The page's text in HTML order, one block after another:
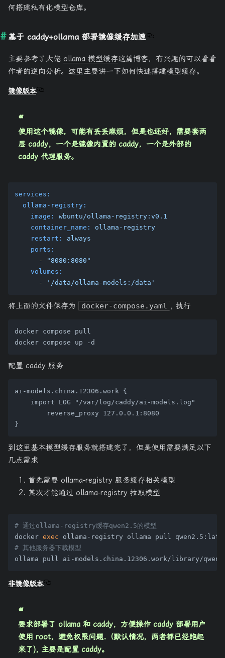
何搭建私有化模型仓库。
基于 caddy+ollama 部署镜像缓存加速
主要参考了大佬 ollama 模型缓存这篇博客，有兴趣的可以看看
作者的逆向分析。这里主要讲一下如何快速搭建模型缓存。
镜像版本
使用这个镜像，可能有丢丢麻烦，但是也还好，需要套两
层 caddy，一个是镜像内置的 caddy，一个是外部的
caddy 代理服务。
services:
ollama-registry:
image:
wbuntu/ollama-registry:v0.1
container_name:
ollama-registry
restart:
always
ports:
-
"8080:8080"
volumes:
-
'/data/ollama-models:/data'
将上面的文件保存为 docker-compose.yaml , 执行
docker compose pull
配置 caddy 服务
ai-models.china.12306.work {
    import LOG "/var/log/caddy/ai-models.log"
到这里基本模型缓存服务就搭建完了，但是使用需要满足以下
几点需求
首先需要 ollama-registry 服务缓存相关模型
其次才能通过 ollama-registry 拉取模型
# 通过ollama-registry缓存qwen2.5的模型
docker exec
# 其他服务器下载模型
非镜像版本
要求部署了 ollama 和 caddy，方便操作 caddy 部署用户
使用 root，避免权限问题.（默认情况，两者都已经跑起
来了), 主要是配置 caddy。